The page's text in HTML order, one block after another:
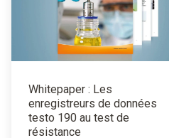
Whitepaper : Les
enregistreurs de données
testo 190 au test de
résistance